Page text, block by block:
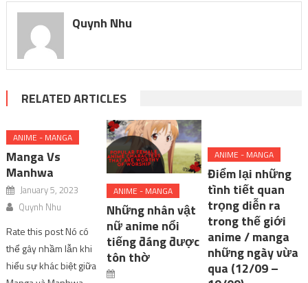
Quynh Nhu
RELATED ARTICLES
ANIME - MANGA
Manga Vs
Manhwa
January 5, 2023
Quynh Nhu
Rate this post Nó có
thể gây nhầm lẫn khi
hiểu sự khác biệt giữa
ANIME - MANGA
Những nhân vật
nữ anime nổi
tiếng đáng được
tôn thờ
ANIME - MANGA
Điểm lại những
tình tiết quan
trọng diễn ra
trong thế giới
anime / manga
những ngày vừa
qua (12/09 –